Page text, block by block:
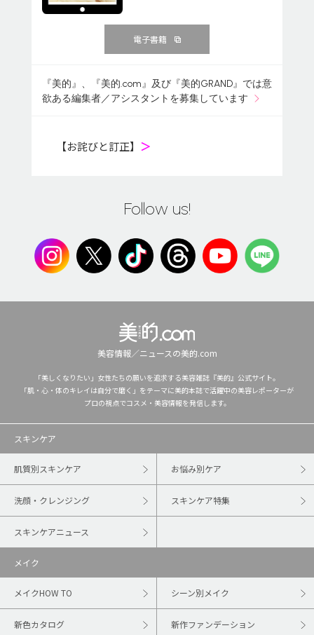
電子書籍
『美的』、『美的.com』及び『美的GRAND』では意
欲ある編集者／アシスタントを募集しています
【お詫びと訂正】 ＞
Follow us!
美容情報／ニュースの美的.com
「美しくなりたい」女性たちの願いを追求する美容雑誌『美的』公式サイト。
「肌・心・体のキレイは自分で磨く」をテーマに美的本誌で活躍中の美容レポーターが
プロの視点でコスメ・美容情報を発信します。
スキンケア
肌質別スキンケア お悩み別ケア
洗顔・クレンジング スキンケア特集
スキンケアニュース
メイク
メイクHOW TO シーン別メイク
新色カタログ 新作ファンデーション